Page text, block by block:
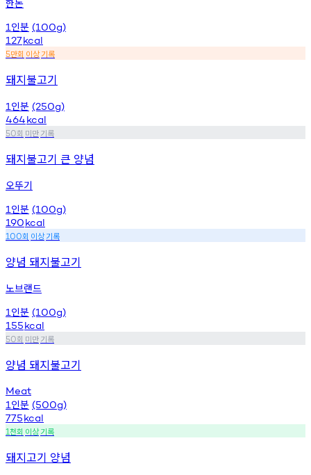
1 인분 (100g)
127kcal
5만회 이상기록
돼지불고기
1 인분 (250g)
464kcal
50회 미만기록
돼지불고기 큰 양념
오뚜기
1 인분 (100g)
190kcal
100회 이상기록
양념 돼지불고기
노브랜드
1 인분 (100g)
155kcal
50회 미만기록
양념 돼지불고기
Meat
1 인분 (500g)
775kcal
1천회 이상기록
돼지고기 양념